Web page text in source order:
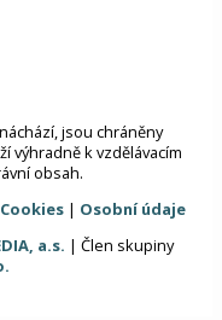
jsou chráněny
výhradně k vzdělávacím
obsah.
Cookies | Osobní údaje
a.s. | Člen skupiny